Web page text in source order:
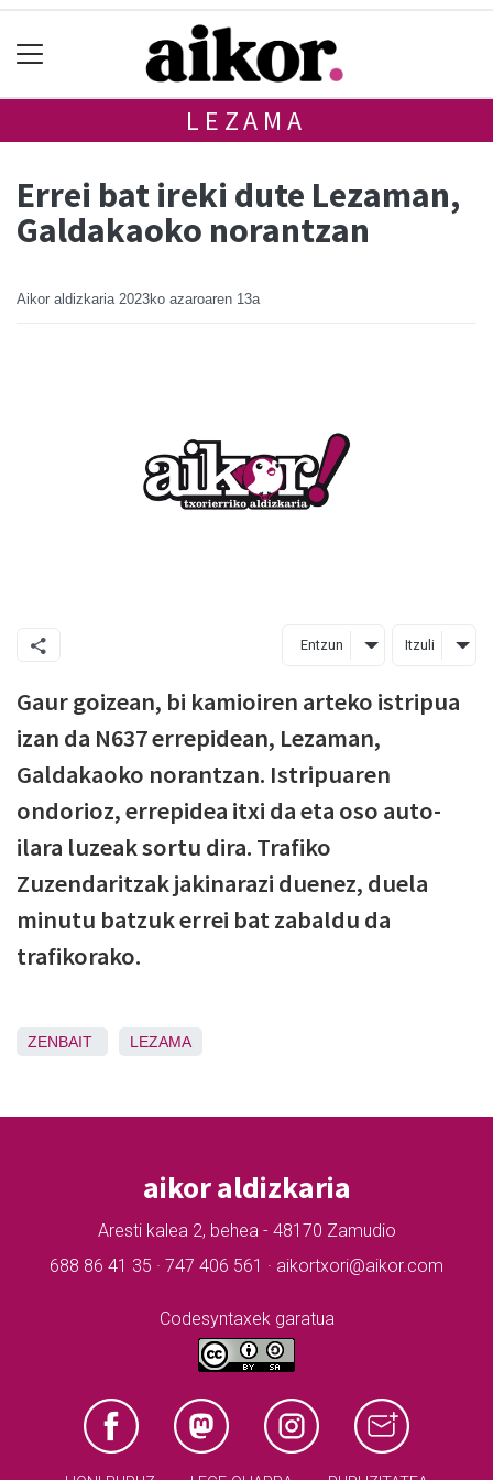
LEZAMA
Errei bat ireki dute Lezaman,
Galdakaoko norantzan
Aikor aldizkaria 2023ko azaroaren 13a
Entzun Itzuli
Gaur goizean, bi kamioiren arteko istripua
izan da N637 errepidean, Lezaman,
Galdakaoko norantzan. Istripuaren
ondorioz, errepidea itxi da eta oso auto-
ilara luzeak sortu dira. Trafiko
Zuzendaritzak jakinarazi duenez, duela
minutu batzuk errei bat zabaldu da
trafikorako.
ZENBAIT LEZAMA
aikor aldizkaria
Aresti kalea 2, behea - 48170 Zamudio
688 86 41 35 · 747 406 561 · aikortxori@aikor.com
Codesyntaxek garatua